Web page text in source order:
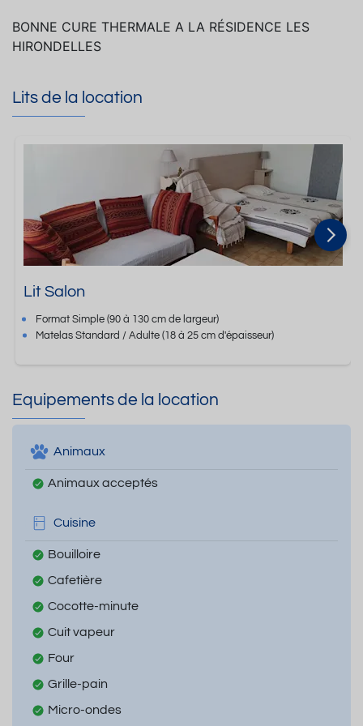
BONNE CURE THERMALE A LA RÉSIDENCE LES
HIRONDELLES
Lits de la location
Lit Salon
FormatSimple (90 à 130 cm de largeur)
Matelas Standard / Adulte(18 à 25 cm d'épaisseur)
Equipements de la location
Animaux
Animaux acceptés
Cuisine
Bouilloire
Cafetière
Cocotte-minute
Cuit vapeur
Four
Grille-pain
Micro-ondes